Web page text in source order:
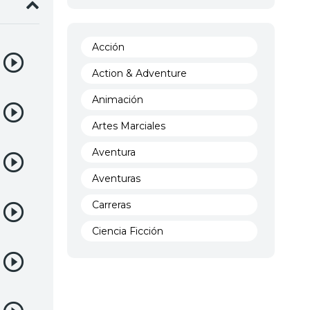
Acción
Action & Adventure
Animación
Artes Marciales
Aventura
Aventuras
Carreras
Ciencia Ficción